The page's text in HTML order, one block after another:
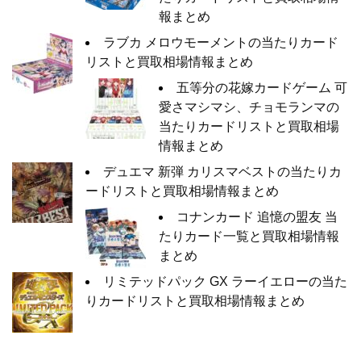
報まとめ
ラブカ メロウモーメントの当たりカード
リストと買取相場情報まとめ
五等分の花嫁カードゲーム 可
愛さマシマシ、チョモランマの
当たりカードリストと買取相場
情報まとめ
デュエマ 新弾 カリスマベストの当たりカ
ードリストと買取相場情報まとめ
コナンカード 追憶の盟友 当
たりカード一覧と買取相場情報
まとめ
リミテッドパック GX ラーイエローの当た
りカードリストと買取相場情報まとめ